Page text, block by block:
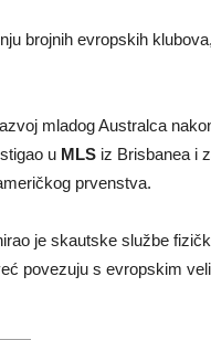
brojnih evropskih
mladog Australca
u MLS iz Brisbanea i
prvenstva.
je skautske službe
povezuju s evropskim